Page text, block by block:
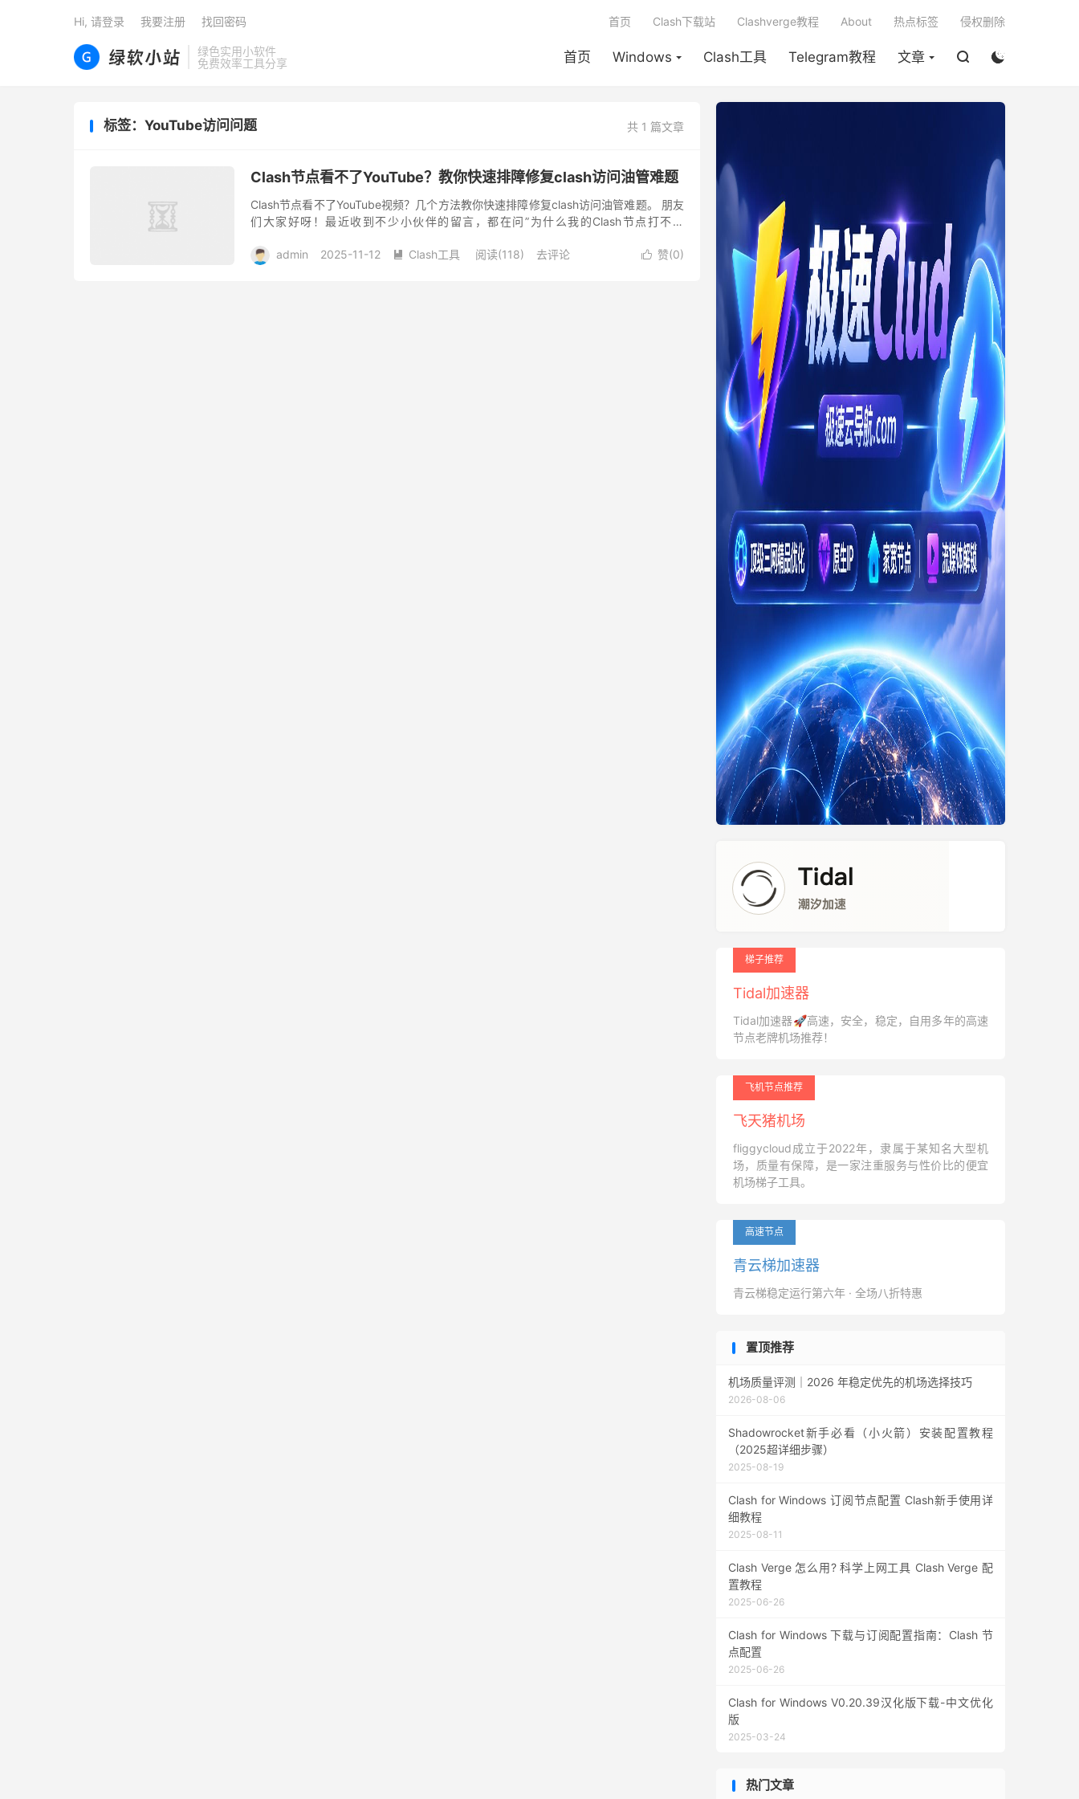
绿色实用小软件
免费效率工具分享
首页 Windows Clash工具 Telegram教程 文章  
首页 Clash下载站 Clashverge教程 About 热点标签 侵权删除
Hi, 请登录 我要注册 找回密码
共 1 篇文章
标签：YouTube访问问题
Clash节点看不了YouTube？教你快速排障修复clash访问油管难题
Clash节点看不了YouTube视频？几个方法教你快速排障修复clash访问油管难题。 朋友
们大家好呀！最近收到不少小伙伴的留言，都在问”为什么我的Clash节点打不开
 赞(0)
admin 2025-11-12  Clash工具 阅读(118) 去评论
梯子推荐
Tidal加速器
Tidal加速器🚀高速，安全，稳定，自用多年的高速
节点老牌机场推荐！
飞机节点推荐
飞天猪机场
fliggycloud成立于2022年，隶属于某知名大型机
场，质量有保障，是一家注重服务与性价比的便宜
机场梯子工具。
高速节点
青云梯加速器
青云梯稳定运行第六年 · 全场八折特惠
置顶推荐
机场质量评测｜2026 年稳定优先的机场选择技巧
2026-08-06
Shadowrocket新手必看（小火箭）安装配置教程
（2025超详细步骤）
2025-08-19
Clash for Windows 订阅节点配置 Clash新手使用详
细教程
2025-08-11
Clash Verge 怎么用? 科学上网工具 Clash Verge 配
置教程
2025-06-26
Clash for Windows 下载与订阅配置指南：Clash 节
点配置
2025-06-26
Clash for Windows V0.20.39汉化版下载-中文优化
版
2025-03-24
热门文章